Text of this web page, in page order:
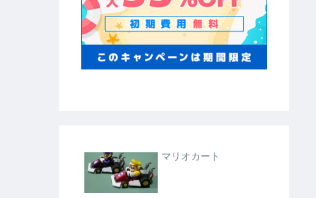
マリオカート